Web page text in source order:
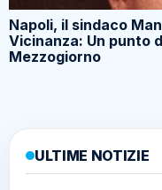
Napoli, il sindaco
Vicinanza: Un punto
Mezzogiorno
ULTIME NOTIZIE